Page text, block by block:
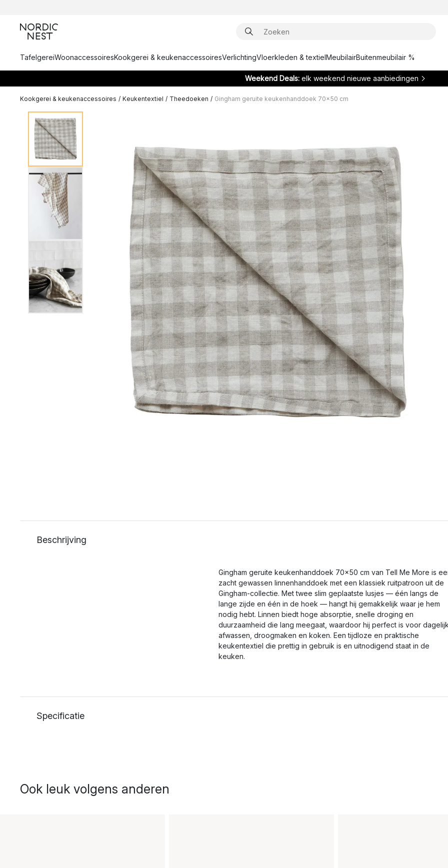
TafelgereiWoonaccessoiresKookgerei & keukenaccessoiresVerlichtingVloerkleden & textielMeubilairBuitenmeubilair %
Weekend Deals: elk weekend nieuwe aanbiedingen
Kookgerei & keukenaccessoires / Keukentextiel / Theedoeken / Gingham geruite keukenhanddoek 70x50 cm
Beschrijving
Gingham geruite keukenhanddoek 70x50 cm van Tell Me More is
zacht gewassen linnenhanddoek met een klassiek ruitpatroon uit de
Gingham-collectie. Met twee slim geplaatste lusjes — één langs de
lange zijde en één in de hoek — hangt hij gemakkelijk waar je hem
nodig hebt. Linnen biedt hoge absorptie, snelle droging en
duurzaamheid die lang meegaat, waardoor hij perfect is voor
afwassen, droogmaken en koken. Een tijdloze en praktische
keukentextiel die prettig in gebruik is en uitnodigend staat in de
keuken.
Specificatie
Ook leuk volgens anderen